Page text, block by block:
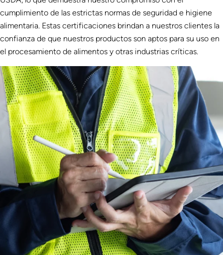
cumplimiento de las estrictas normas de seguridad e higiene
alimentaria. Estas certificaciones brindan a nuestros clientes la
confianza de que nuestros productos son aptos para su uso en
el procesamiento de alimentos y otras industrias críticas.